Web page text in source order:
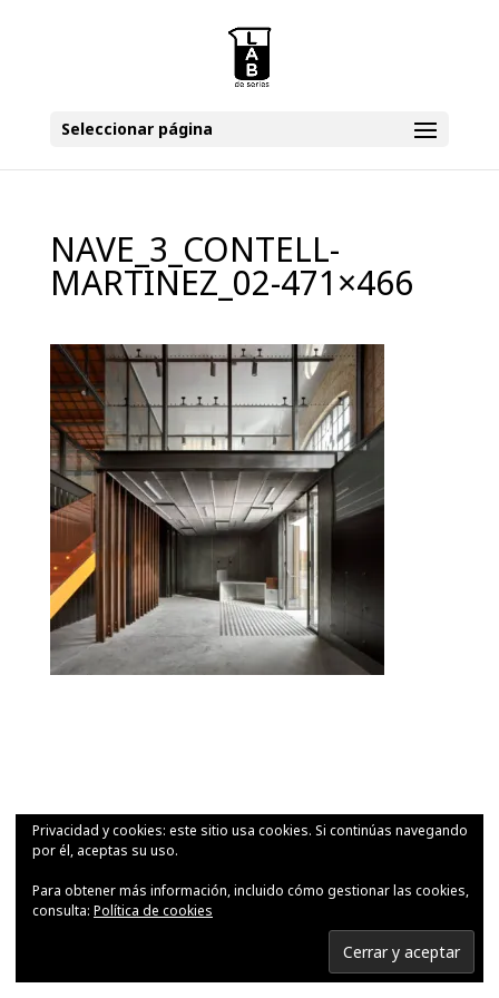
Seleccionar página
NAVE_3_CONTELL-
MARTINEZ_02-471×466
Privacidad y cookies: este sitio usa cookies. Si continúas navegando
por él, aceptas su uso.
Para obtener más información, incluido cómo gestionar las cookies,
consulta: Política de cookies